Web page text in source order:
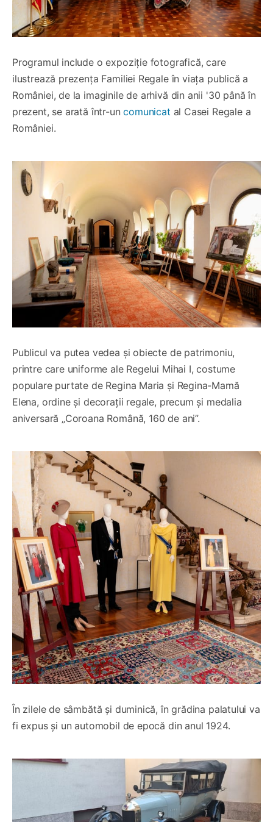
Programul include o expoziție fotografică, care
ilustrează prezența Familiei Regale în viața publică a
României, de la imaginile de arhivă din anii '30 până în
prezent, se arată într-uncomunicat al Casei Regale a
României.
Publicul va putea vedea și obiecte de patrimoniu,
printre care uniforme ale Regelui Mihai I, costume
populare purtate de Regina Maria și Regina-Mamă
Elena, ordine și decorații regale, precum și medalia
aniversară „Coroana Română, 160 de ani”.
În zilele de sâmbătă și duminică, în grădina palatului va
fi expus și un automobil de epocă din anul 1924.